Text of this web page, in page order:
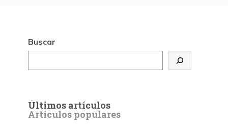
Buscar
Últimos artículos
Artículos populares